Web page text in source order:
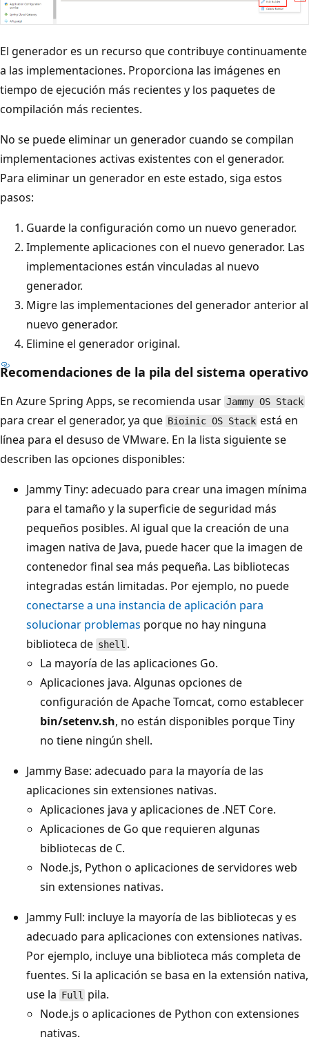
El generador es un recurso que contribuye continuamente
a las implementaciones. Proporciona las imágenes en
tiempo de ejecución más recientes y los paquetes de
compilación más recientes.
No se puede eliminar un generador cuando se compilan
implementaciones activas existentes con el generador.
Para eliminar un generador en este estado, siga estos
pasos:
Guarde la configuración como un nuevo generador.
Implemente aplicaciones con el nuevo generador. Las
implementaciones están vinculadas al nuevo
generador.
Migre las implementaciones del generador anterior al
nuevo generador.
Elimine el generador original.
Recomendaciones de la pila del sistema operativo
En Azure Spring Apps, se recomienda usar Jammy OS Stack
para crear el generador, ya que Bioinic OS Stack está en
línea para el desuso de VMware. En la lista siguiente se
describen las opciones disponibles:
Jammy Tiny: adecuado para crear una imagen mínima
para el tamaño y la superficie de seguridad más
pequeños posibles. Al igual que la creación de una
imagen nativa de Java, puede hacer que la imagen de
contenedor final sea más pequeña. Las bibliotecas
integradas están limitadas. Por ejemplo, no puede
conectarse a una instancia de aplicación para
solucionar problemas porque no hay ninguna
biblioteca de shell .
La mayoría de las aplicaciones Go.
Aplicaciones java. Algunas opciones de
configuración de Apache Tomcat, como establecer
bin/setenv.sh, no están disponibles porque Tiny
no tiene ningún shell.
Jammy Base: adecuado para la mayoría de las
aplicaciones sin extensiones nativas.
Aplicaciones java y aplicaciones de .NET Core.
Aplicaciones de Go que requieren algunas
bibliotecas de C.
Node.js, Python o aplicaciones de servidores web
sin extensiones nativas.
Jammy Full: incluye la mayoría de las bibliotecas y es
adecuado para aplicaciones con extensiones nativas.
Por ejemplo, incluye una biblioteca más completa de
fuentes. Si la aplicación se basa en la extensión nativa,
use la Full
pila.
Node.js o aplicaciones de Python con extensiones
nativas.